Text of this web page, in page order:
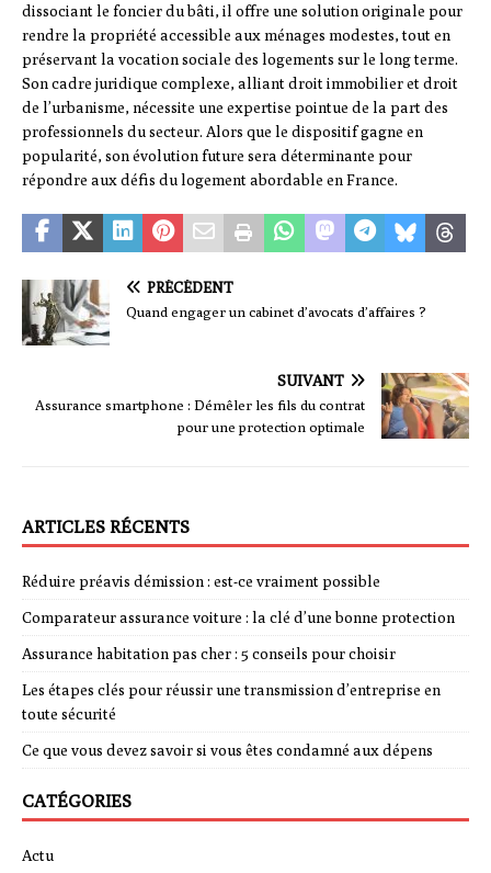
dissociant le foncier du bâti, il offre une solution originale pour
rendre la propriété accessible aux ménages modestes, tout en
préservant la vocation sociale des logements sur le long terme.
Son cadre juridique complexe, alliant droit immobilier et droit
de l’urbanisme, nécessite une expertise pointue de la part des
professionnels du secteur. Alors que le dispositif gagne en
popularité, son évolution future sera déterminante pour
répondre aux défis du logement abordable en France.
PRÉCÉDENT
Quand engager un cabinet d’avocats d’affaires ?
SUIVANT
Assurance smartphone : Démêler les fils du contrat
pour une protection optimale
ARTICLES RÉCENTS
Réduire préavis démission : est-ce vraiment possible
Comparateur assurance voiture : la clé d’une bonne protection
Assurance habitation pas cher : 5 conseils pour choisir
Les étapes clés pour réussir une transmission d’entreprise en
toute sécurité
Ce que vous devez savoir si vous êtes condamné aux dépens
CATÉGORIES
Actu